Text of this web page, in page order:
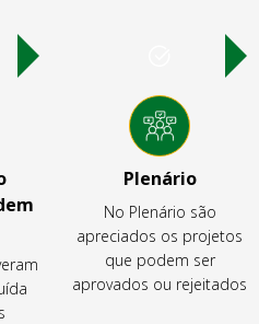
Plenário
No Plenário são
apreciados os projetos
que podem ser
aprovados ou rejeitados